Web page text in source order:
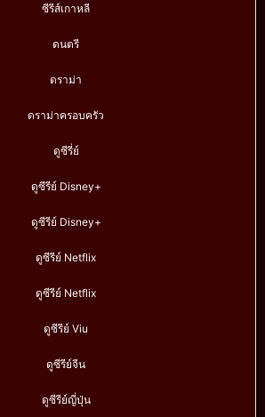
ซีรีส์เกาหลี
ดนตรี
ดราม่า
ดราม่าครอบครัว
ดูซีรี่ย์
ดูซีรีย์ Disney+
ดูซีรีย์ Disney+
ดูซีรีย์ Netflix
ดูซีรีย์ Netflix
ดูซีรีย์ Viu
ดูซีรีย์จีน
ดูซีรีย์ญี่ปุ่น